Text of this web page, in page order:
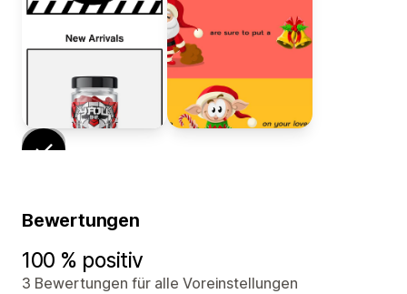
Bewertungen
100 % positiv
3 Bewertungen für alle Voreinstellungen